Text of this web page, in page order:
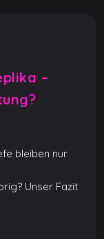
–
bleiben nur
Unser Fazit